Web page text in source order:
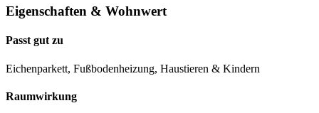
Eigenschaften & Wohnwert
Passt gut zu
Eichenparkett, Fußbodenheizung, Haustieren & Kindern
Raumwirkung